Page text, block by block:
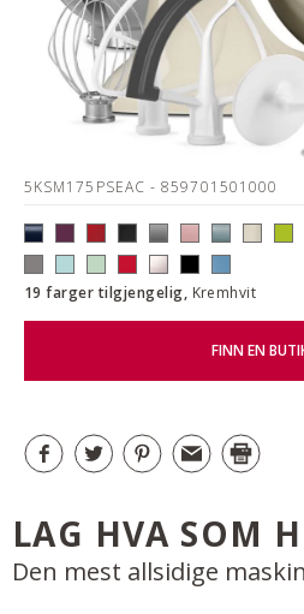
5KSM175PSEAC- 859701501000
19 farger tilgjengelig, Kremhvit
FINN EN
LAG HVA SOM
Den mest allsidige